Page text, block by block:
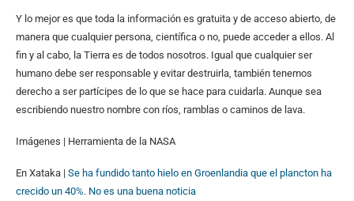
Y lo mejor es que toda la información es gratuita y de acceso abierto, de
manera que cualquier persona, científica o no, puede acceder a ellos. Al
fin y al cabo, la Tierra es de todos nosotros. Igual que cualquier ser
humano debe ser responsable y evitar destruirla, también tenemos
derecho a ser partícipes de lo que se hace para cuidarla. Aunque sea
escribiendo nuestro nombre con ríos, ramblas o caminos de lava.
Imágenes | Herramienta de la NASA
En Xataka | Se ha fundido tanto hielo en Groenlandia que el plancton ha
crecido un 40%. No es una buena noticia